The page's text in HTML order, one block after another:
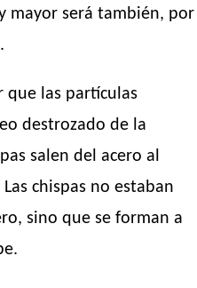
mayor será también, por
que las partículas
destrozado de la
salen del acero al
chispas no estaban
sino que se forman a